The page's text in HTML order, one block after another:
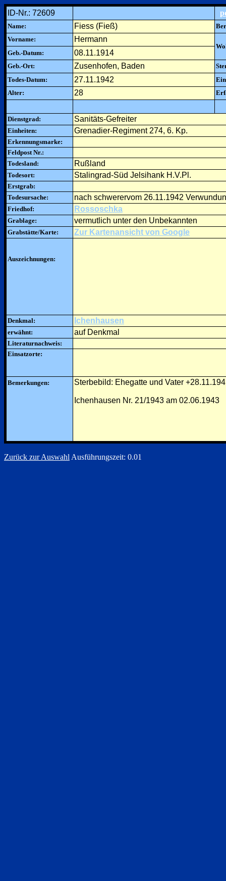
ID-Nr.: 72609
Name: Fiess (Fieß)
Vorname:
Hermann
Geb.-Datum:
08.11.1914
Geb.-Ort: Zusenhofen, Baden
Todes-Datum:
27.11.1942
Alter:
28
Dienstgrad: Sanitäts-Gefreiter
Einheiten: Grenadier-Regiment 274, 6. Kp.
Erkennungsmarke:
Feldpost Nr.:
Todesland:
Rußland
Todesort: Stalingrad-Süd Jelsihank H.V.Pl.
Erstgrab:
Todesursache:
nach schwerervom 26.11.1942
Friedhof: Rossoschka
Grablage: vermutlich unter den Unbekannten
Grabstätte/Karte: Zur Kartenansicht von Google
Auszeichnungen:
Denkmal: Ichenhausen
erwähnt: auf Denkmal
Literaturnachweis:
Einsatzorte:
Bemerkungen: Sterbebild: Ehegatte und Vater
Ichenhausen Nr. 21/1943 am 02.06.1943
Zurück zur Auswahl Ausführungszeit: 0.01